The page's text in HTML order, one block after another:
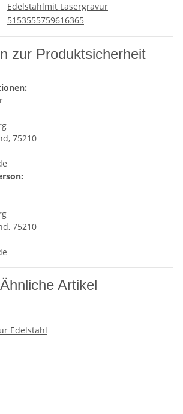
Edelstahlmit Lasergravur
51 53555759616365
zur Produktsicherheit
75210
75210
Ähnliche Artikel